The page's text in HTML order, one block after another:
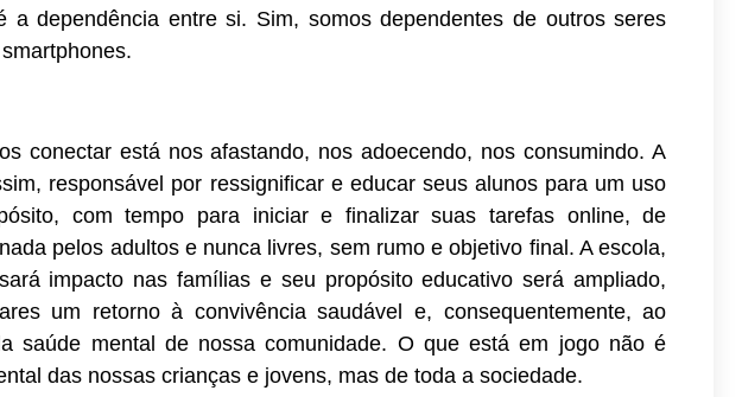
a dependência entre si. Sim, somos dependentes de outros seres
conectar está nos afastando, nos adoecendo, nos consumindo. A
responsável por ressignificar e educar seus alunos para um uso
com tempo para iniciar e finalizar suas tarefas online, de
pelos adultos e nunca livres, sem rumo e objetivo final. A escola,
impacto nas famílias e seu propósito educativo será ampliado,
um retorno à convivência saudável e, consequentemente, ao
saúde mental de nossa comunidade. O que está em jogo não é
das nossas crianças e jovens, mas de toda a sociedade.